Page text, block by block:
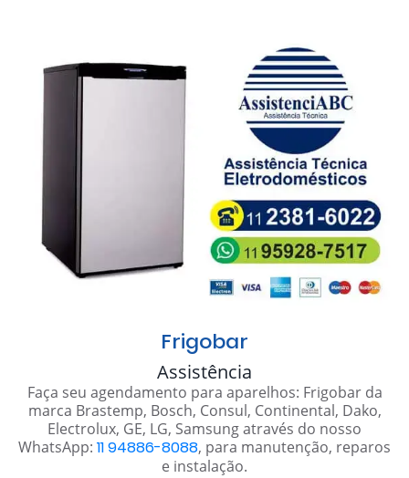
Frigobar
Assistência
Faça seu agendamento para aparelhos: Frigobar da
marca Brastemp, Bosch, Consul, Continental, Dako,
Electrolux, GE, LG, Samsung através do nosso
WhatsApp: 11 94886-8088, para manutenção, reparos
e instalação.